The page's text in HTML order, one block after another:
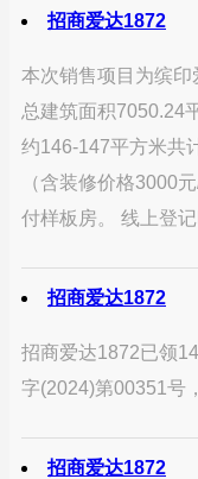
招商爱达1872
本次销售项目为缤印
总建筑面积7050.24
约146-147平方米共
（含装修价格3000
付样板房。 线上登
招商爱达1872
招商爱达1872已领
字(2024)第00351号
招商爱达1872